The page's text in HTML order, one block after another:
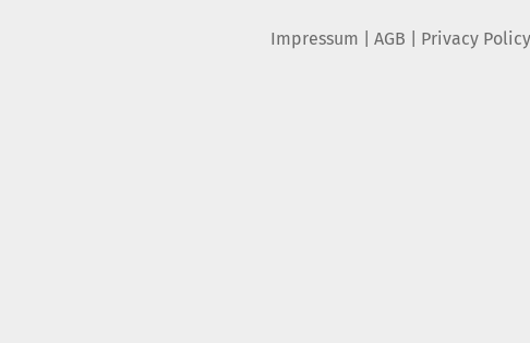
Impressum AGB Privacy Policy